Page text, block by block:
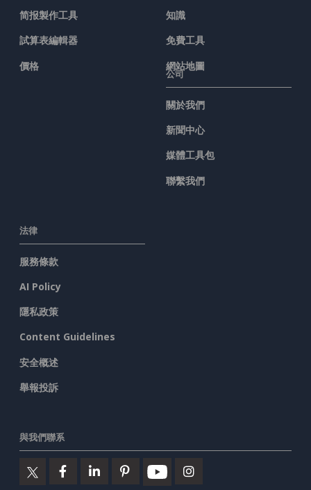
简报製作工具
試算表編輯器
價格
知識
免費工具
網站地圖
公司
關於我們
新聞中心
媒體工具包
聯繫我們
法律
服務條款
AI Policy
隱私政策
Content Guidelines
安全概述
舉報投訴
與我們聯系